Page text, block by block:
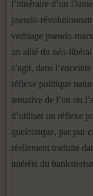
l’itinéraire d’un
pseudo-
verbiage pseudo-
un allié du néo-
s’agit, dans
réflexe politique
tentative de l’un ou
d’utiliser un réflexe
quelconque, par pur
réellement traduite
intérêts du